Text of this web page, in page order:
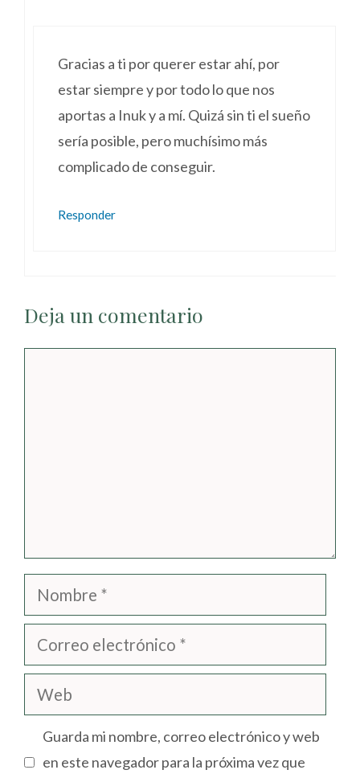
Gracias a ti por querer estar ahí, por
estar siempre y por todo lo que nos
aportas a Inuk y a mí. Quizá sin ti el sueño
sería posible, pero muchísimo más
complicado de conseguir.
Responder
Deja un comentario
Nombre
Correo
electrónico
Web
Guarda mi nombre, correo electrónico y web
en este navegador para la próxima vez que